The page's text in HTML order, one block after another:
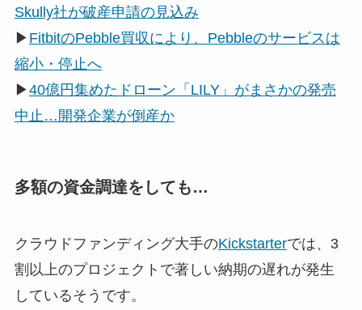
Skully社が破産申請の見込み
▶ FitbitのPebble買収により、Pebbleのサービスは
縮小・停止へ
▶40億円集めたドローン「LILY」がまさかの発売
中止…開発企業が倒産か
多額の資金調達をしても…
クラウドファンディング大手のKickstarterでは、3
割以上のプロジェクトで著しい納期の遅れが発生
しているそうです。